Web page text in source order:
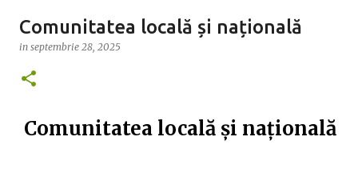
pe wordwall: quiz etichete Mult succes! Ilona
Comunitatea locală și națională
in septembrie 28, 2025
Comunitatea locală și națională